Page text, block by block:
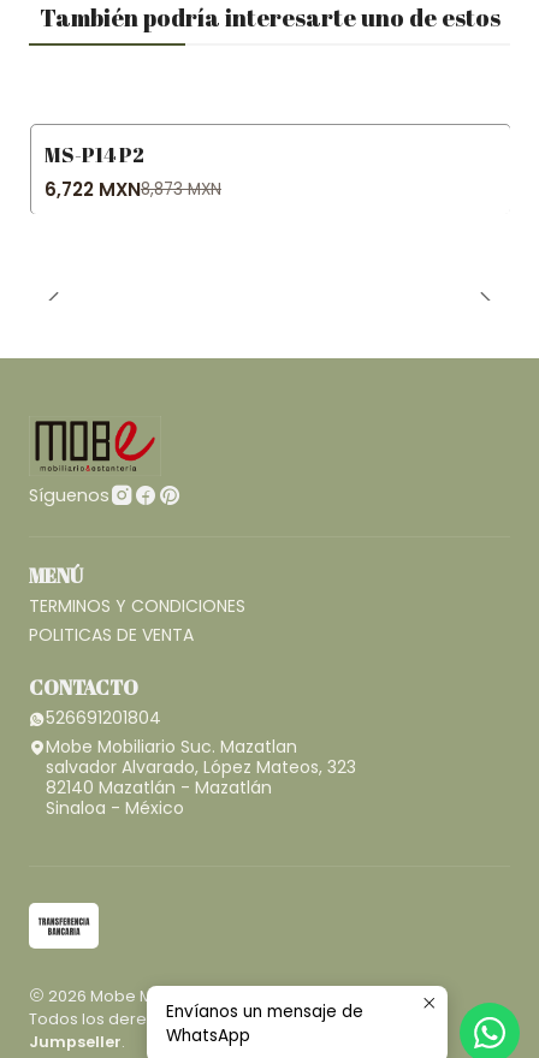
También podría interesarte uno de estos
-24% OFF
MS-P14 P2
6,722 MXN8,873 MXN
Síguenos
MENÚ
TERMINOS Y CONDICIONES
POLITICAS DE VENTA
CONTACTO
526691201804
Mobe Mobiliario Suc. Mazatlan
salvador Alvarado, López Mateos, 323
82140 Mazatlán - Mazatlán
Sinaloa - México
2026 Mobe Mobiliario.
Todos los derechos reservados.Desarrollado por
Jumpseller.
Envíanos un mensaje de
WhatsApp